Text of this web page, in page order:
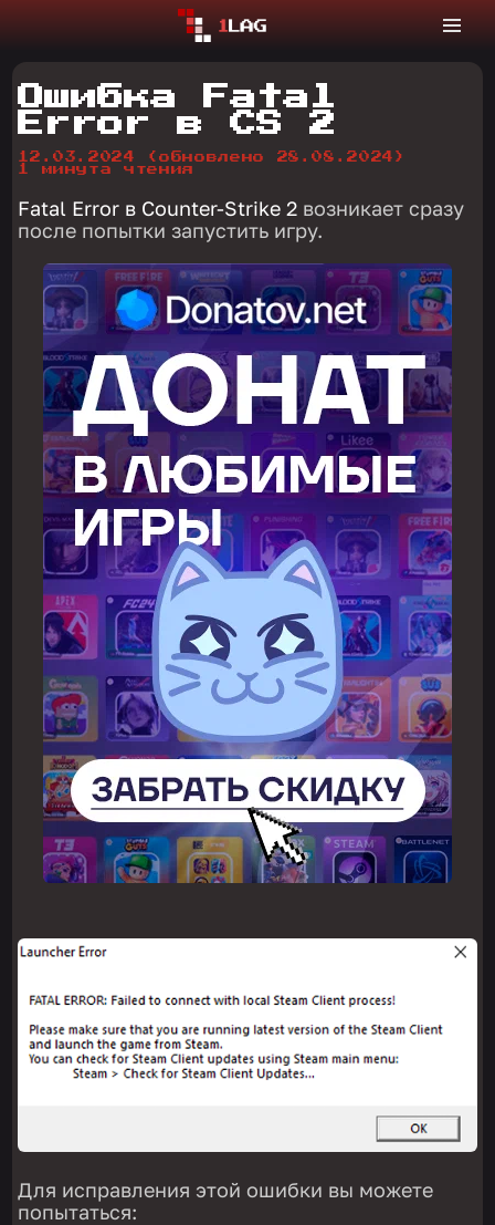
Ошибка Fatal
Error в CS 2
12.03.2024
(обновлено 28.08.2024)
1 минута чтения
Fatal Error в Counter-Strike 2 возникает сразу
после попытки запустить игру.
Для исправления этой ошибки вы можете
попытаться: